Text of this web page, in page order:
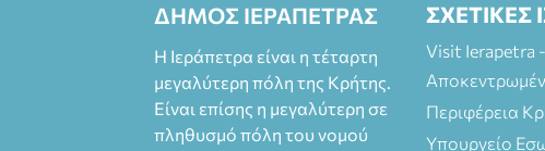
ΔΗΜΟΣ ΙΕΡΑΠΕΤΡΑΣ
Η Ιεράπετρα είναι η τέταρτη
μεγαλύτερη πόλη της Κρήτης.
Είναι επίσης η μεγαλύτερη σε
πληθυσμό πόλη του νομού
ΣΧΕΤΙΚΕΣ
Visit Ierapetra
Περιφέρεια
Υπουργείο